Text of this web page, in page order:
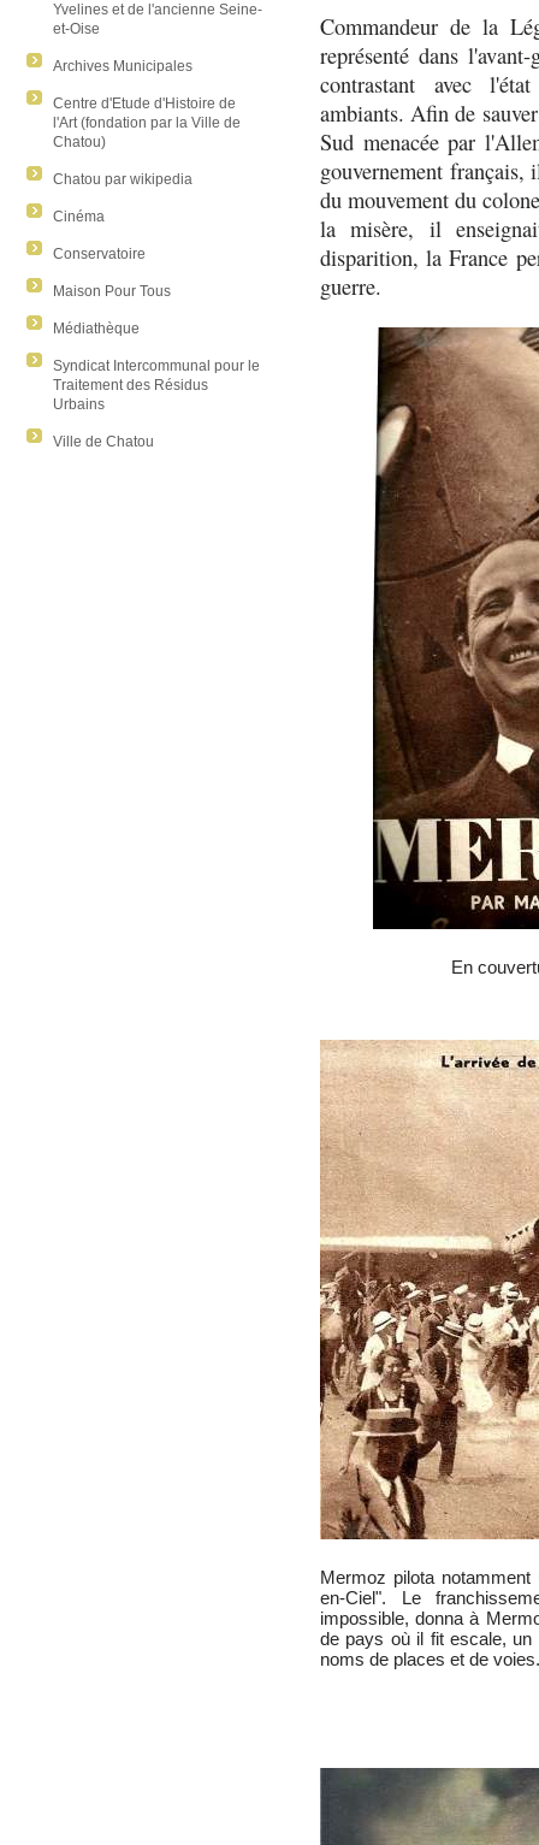
Yvelines et de l'ancienne Seine-
et-Oise
Archives Municipales
Centre d'Etude d'Histoire de
l'Art (fondation par la Ville de
Chatou)
Chatou par wikipedia
Cinéma
Conservatoire
Maison Pour Tous
Médiathèque
Syndicat Intercommunal pour le
Traitement des Résidus
Urbains
Ville de Chatou
Commandeur de la
représenté dans
contrastant avec
ambiants. Afin de
Sud menacée par
gouvernement
du mouvement du
la misère, il
disparition, la France
guerre.
En
Mermoz pilota
en-Ciel". Le
impossible, donna à
de pays où il fit escale,
noms de places et de